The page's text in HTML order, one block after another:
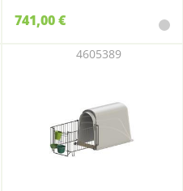
741,00 €
4605389